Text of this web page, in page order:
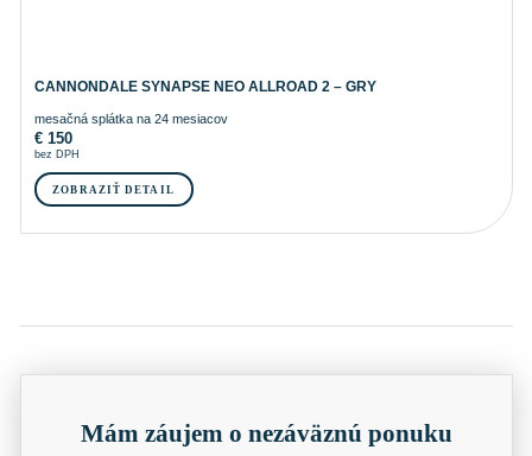
CANNONDALE SYNAPSE NEO ALLROAD 2 – GRY
mesačná splátka na 24 mesiacov
€150
bez DPH
ZOBRAZIŤ DETAIL
Mám záujem o nezáväznú ponuku